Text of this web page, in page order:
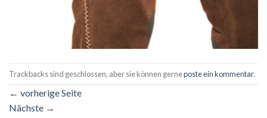
Trackbacks sind geschlossen, aber sie können gerneposte ein kommentar.
← vorherige Seite
Nächste →